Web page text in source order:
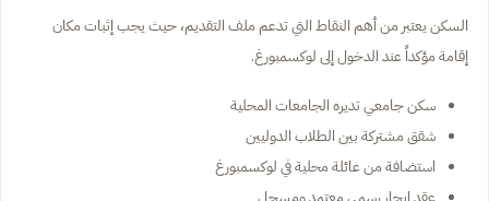
السكن يعتبر من أهم النقاط التي تدعم ملف التقديم، حيث يجب إثبات مكان
إقامة مؤكداً عند الدخول إلى لوكسمبورغ.
سكن جامعي تديره الجامعات المحلية
شقق مشتركة بين الطلاب الدوليين
استضافة من عائلة محلية في لوكسمبورغ